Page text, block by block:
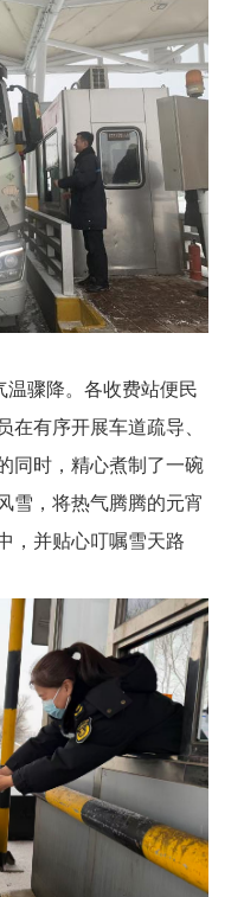
温骤降。各收费站便民
在有序开展车道疏导、
同时，精心煮制了一碗
雪，将热气腾腾的元宵
，并贴心叮嘱雪天路